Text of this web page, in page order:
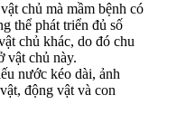
chủ mà mầm bệnh có
thể phát triển đủ số
chủ khác, do đó chu
vật chủ này.
nước kéo dài, ảnh
động vật và con